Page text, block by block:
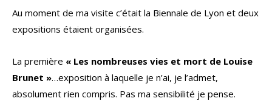
Au moment de ma visite c’était la Biennale de Lyon et deux
expositions étaient organisées.
La première « Les nombreuses vies et mort de Louise
Brunet »…exposition à laquelle je n’ai, je l’admet,
absolument rien compris. Pas ma sensibilité je pense.